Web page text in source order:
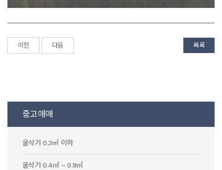
이전 다음 목록
중고매매
굴삭기 0.3㎥ 이하
굴삭기 0.4㎥ ~ 0.9㎥